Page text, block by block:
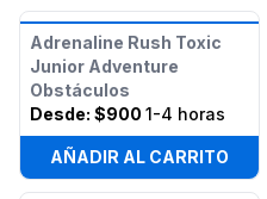
Adrenaline Rush Toxic
Junior Adventure
Obstáculos
Desde: $900 1-4 horas
AÑADIR AL CARRITO